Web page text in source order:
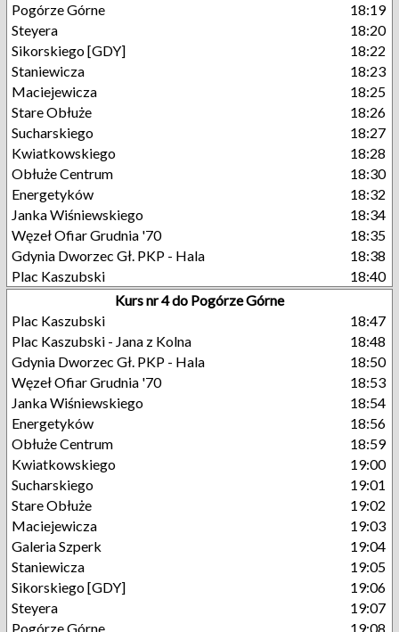
Pogórze Górne
18:19
Steyera
18:20
Sikorskiego [GDY]
18:22
Staniewicza
18:23
Maciejewicza
18:25
Stare Obłuże
18:26
Sucharskiego
18:27
Kwiatkowskiego
18:28
Obłuże Centrum
18:30
Energetyków
18:32
Janka Wiśniewskiego
18:34
Węzeł Ofiar Grudnia '70
18:35
Gdynia Dworzec Gł. PKP - Hala
18:38
Plac Kaszubski
18:40
Kurs nr 4 do Pogórze Górne
Plac Kaszubski
18:47
Plac Kaszubski - Jana z Kolna
18:48
Gdynia Dworzec Gł. PKP - Hala
18:50
Węzeł Ofiar Grudnia '70
18:53
Janka Wiśniewskiego
18:54
Energetyków
18:56
Obłuże Centrum
18:59
Kwiatkowskiego
19:00
Sucharskiego
19:01
Stare Obłuże
19:02
Maciejewicza
19:03
Galeria Szperk
19:04
Staniewicza
19:05
Sikorskiego [GDY]
19:06
Steyera
19:07
Pogórze Górne
19:08